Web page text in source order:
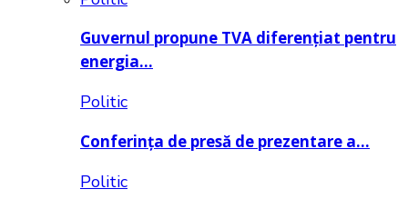
Guvernul propune TVA diferențiat pentru
energia…
Politic
Conferința de presă de prezentare a…
Politic